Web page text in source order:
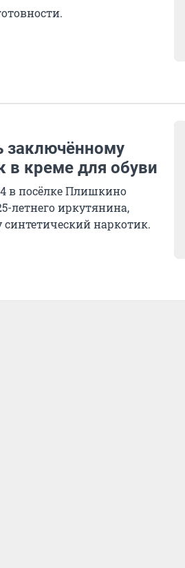
заключённому
в креме для обуви
в посёлке Плишкино
летнего иркутянина,
наркотик.